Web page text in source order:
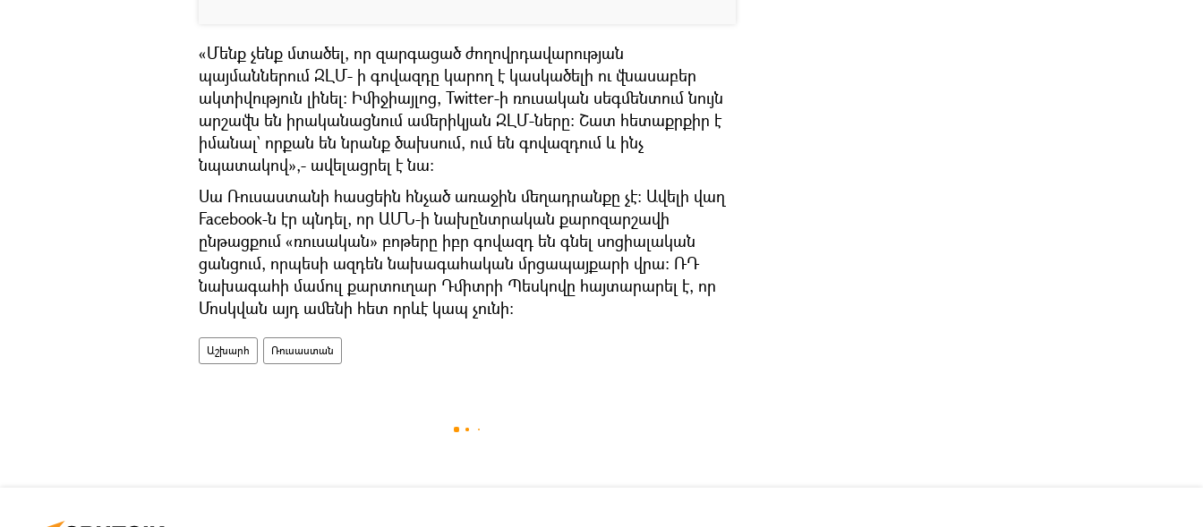
«Մենք չենք մտածել, որ զարգացած ժողովրդավարության
պայմաններում ԶԼՄ- ի գովազդը կարող է կասկածելի ու վնասաբեր
ակտիվություն լինել։ Իմիջիայլոց, Twitter-ի ռուսական սեգմենտում նույն
արշավն են իրականացնում ամերիկյան ԶԼՄ-ները։ Շատ հետաքրքիր է
իմանալ` որքան են նրանք ծախսում, ում են գովազդում և ինչ
նպատակով»,- ավելացրել է նա։
Սա Ռուսաստանի հասցեին հնչած առաջին մեղադրանքը չէ։ Ավելի վաղ
Facebook-ն էր պնդել, որ ԱՄՆ-ի նախընտրական քարոզարշավի
ընթացքում «ռուսական» բոթերը իբր գովազդ են գնել սոցիալական
ցանցում, որպեսի ազդեն նախագահական մրցապայքարի վրա։ ՌԴ
նախագահի մամուլ քարտուղար Դմիտրի Պեսկովը հայտարարել է, որ
Մոսկվան այդ ամենի հետ որևէ կապ չունի։
Աշխարհ Ռուսաստան